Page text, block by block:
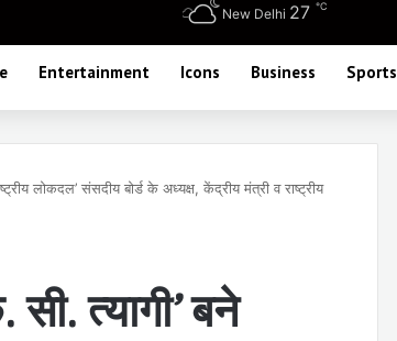
New Delhi 27 ℃
Entertainment Icons Business Sports
लोकदल’ संसदीय बोर्ड के अध्यक्ष, केंद्रीय मंत्री व राष्ट्रीय
त्यागी’ बने